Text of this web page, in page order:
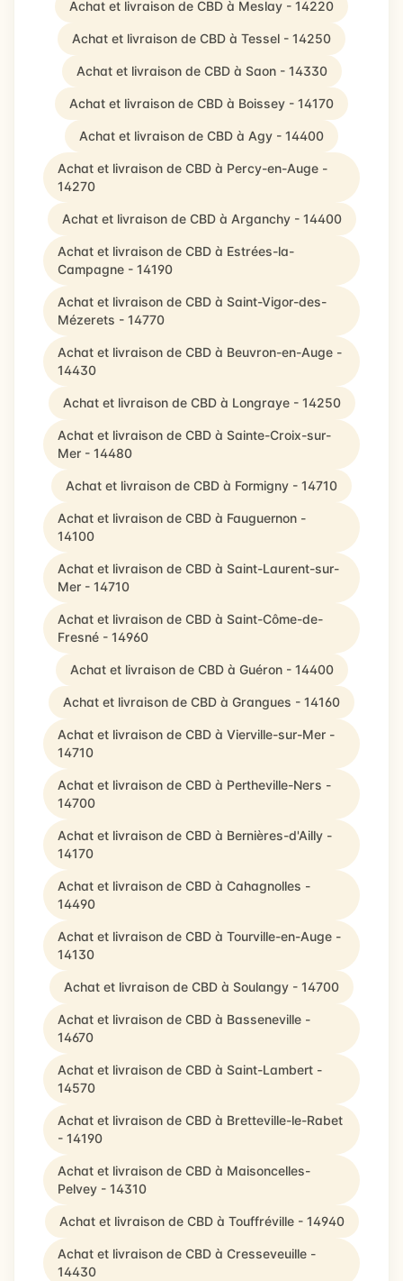
Achat et livraison de CBD à Meslay - 14220
Achat et livraison de CBD à Tessel - 14250
Achat et livraison de CBD à Saon - 14330
Achat et livraison de CBD à Boissey - 14170
Achat et livraison de CBD à Agy - 14400
Achat et livraison de CBD à Percy-en-Auge -
14270
Achat et livraison de CBD à Arganchy - 14400
Achat et livraison de CBD à Estrées-la-
Campagne - 14190
Achat et livraison de CBD à Saint-Vigor-des-
Mézerets - 14770
Achat et livraison de CBD à Beuvron-en-Auge -
14430
Achat et livraison de CBD à Longraye - 14250
Achat et livraison de CBD à Sainte-Croix-sur-
Mer - 14480
Achat et livraison de CBD à Formigny - 14710
Achat et livraison de CBD à Fauguernon -
14100
Achat et livraison de CBD à Saint-Laurent-sur-
Mer - 14710
Achat et livraison de CBD à Saint-Côme-de-
Fresné - 14960
Achat et livraison de CBD à Guéron - 14400
Achat et livraison de CBD à Grangues - 14160
Achat et livraison de CBD à Vierville-sur-Mer -
14710
Achat et livraison de CBD à Pertheville-Ners -
14700
Achat et livraison de CBD à Bernières-d'Ailly -
14170
Achat et livraison de CBD à Cahagnolles -
14490
Achat et livraison de CBD à Tourville-en-Auge -
14130
Achat et livraison de CBD à Soulangy - 14700
Achat et livraison de CBD à Basseneville -
14670
Achat et livraison de CBD à Saint-Lambert -
14570
Achat et livraison de CBD à Bretteville-le-Rabet
- 14190
Achat et livraison de CBD à Maisoncelles-
Pelvey - 14310
Achat et livraison de CBD à Touffréville - 14940
Achat et livraison de CBD à Cresseveuille -
14430